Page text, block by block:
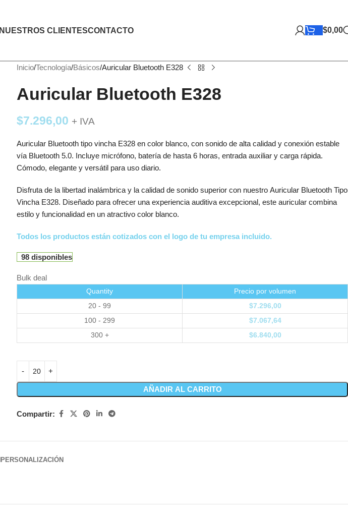
NUESTROS CLIENTESCONTACTO $0,00
Inicio Tecnología Básicos Auricular Bluetooth E328
Auricular Bluetooth E328
$7.296,00 + IVA
Auricular Bluetooth tipo vincha E328 en color blanco, con sonido de alta calidad y conexión estable
vía Bluetooth 5.0. Incluye micrófono, batería de hasta 6 horas, entrada auxiliar y carga rápida.
Cómodo, elegante y versátil para uso diario.
Disfruta de la libertad inalámbrica y la calidad de sonido superior con nuestro Auricular Bluetooth Tipo
Vincha E328. Diseñado para ofrecer una experiencia auditiva excepcional, este auricular combina
estilo y funcionalidad en un atractivo color blanco.
Todos los productos están cotizados con el logo de tu empresa incluido.
98 disponibles
Bulk deal
Quantity
Precio por volumen
20 - 99
$7.296,00
100 - 299
$7.067,64
300 +
$6.840,00
AÑADIR AL CARRITO
Compartir:
PERSONALIZACIÓN